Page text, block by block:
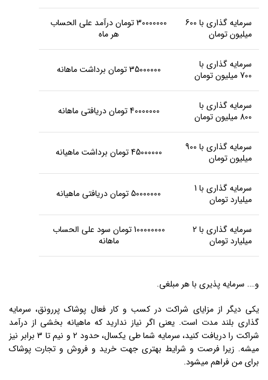
سرمایه گذاری با 600
میلیون تومان
30000000 تومان درآمد علی الحساب
هر ماه
سرمایه گذاری با
700 میلیون تومان
35000000 تومان برداشت ماهانه
سرمایه گذاری با
800 میلیون تومان
40000000 تومان دریافتی ماهانه
سرمایه گذاری با 900
میلیون تومان
45000000 تومان برداشت ماهیانه
سرمایه گذاری با 1
میلیارد تومان
50000000 تومان دریافتی ماهیانه
سرمایه گذاری با 2
میلیارد تومان
100000000 تومان سود علی الحساب
ماهانه
و…. سرمایه پذیری با هر مبلغی.
یکی دیگر از مزایای شراکت در کسب و کار فعال پوشاک پررونق، سرمایه
گذاری بلند مدت است. یعنی اگر نیاز ندارید که ماهیانه بخشی از درآمد
شراکت را دریافت کنید، سرمایه شما طی یکسال، حدود 2 و نیم تا 3 برابر نیز
میشه. زیرا فرصت و شرایط بهتری جهت خرید و فروش و تجارت پوشاک
برای من فراهم میشود.